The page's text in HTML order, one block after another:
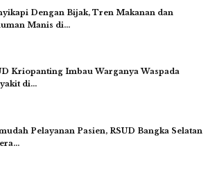
Dengan Bijak, Tren Makanan dan
Manis di…
Kriopanting Imbau Warganya Waspada
di…
Pelayanan Pasien, RSUD Bangka Selatan